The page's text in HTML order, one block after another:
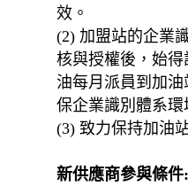
效。
(2) 加盟站的企業
核與授權後，始
油每月派員到加
保企業識別體系環
(3) 致力保持加油
新供應商參與條件: